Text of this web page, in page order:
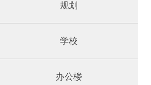
规划
学校
办公楼